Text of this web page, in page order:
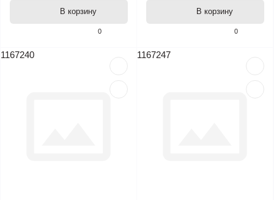
0
В корзину
0
В корзину
1167240 1167247